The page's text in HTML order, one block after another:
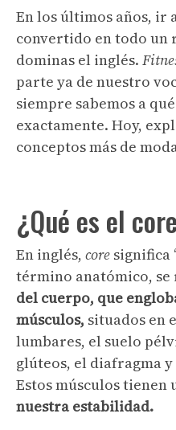
En los últimos años, ir
convertido en todo un
dominas el inglés.
parte ya de nuestro
siempre sabemos a
exactamente. Hoy,
conceptos más de
¿Qué es el core
En inglés, core significa
término anatómico, se
del cuerpo, que
músculos, situados en
lumbares, el suelo
glúteos, el diafragma
Estos músculos tienen
nuestra estabilidad.